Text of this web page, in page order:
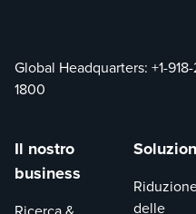
Global Headquarters: +1-
1800
Il nostro
business
delle